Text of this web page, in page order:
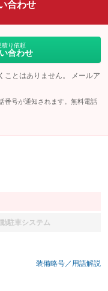
合わせ
積り依頼
合わせ
ことはありません。 メールア
番号が通知されます。無料電話
駐車システム
備なし
装備略号／用語解説